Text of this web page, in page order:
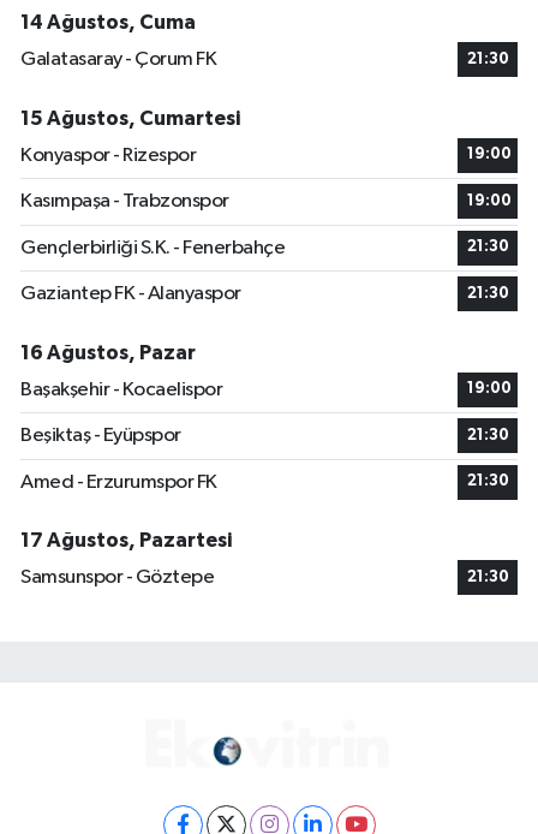
14 Ağustos, Cuma
Galatasaray - Çorum FK
21:30
15 Ağustos, Cumartesi
Konyaspor - Rizespor
19:00
Kasımpaşa - Trabzonspor 19:00
Gençlerbirliği S.K. - Fenerbahçe 21:30
Gaziantep FK - Alanyaspor 21:30
16 Ağustos, Pazar
Başakşehir - Kocaelispor
19:00
Beşiktaş - Eyüpspor 21:30
Amed - Erzurumspor FK 21:30
17 Ağustos, Pazartesi
Samsunspor - Göztepe
21:30